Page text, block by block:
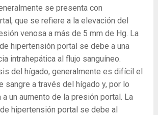
se presenta con
que se refiere a la elevación del
venosa a más de 5 mm de Hg. La
hipertensión portal se debe a una
intrahepática al flujo sanguíneo.
del hígado, generalmente es difícil el
sangre a través del hígado y, por lo
un aumento de la presión portal. La
hipertensión portal se debe al